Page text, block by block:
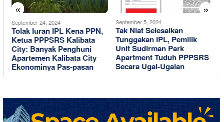
« »
September 24, 2024
Tolak Iuran IPL Kena PPN,
Ketua PPPSRS Kalibata
City: Banyak Penghuni
Apartemen Kalibata City
Ekonominya Pas-pasan
September 5, 2024
Tak Niat Selesaikan
Tunggakan IPL, Pemilik
Unit Sudirman Park
Apartment Tuduh PPPSRS
Secara Ugal-Ugalan